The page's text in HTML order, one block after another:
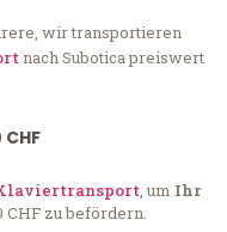
wir transportieren
nach Subotica preiswert
, um Ihr
CHF zu befördern.